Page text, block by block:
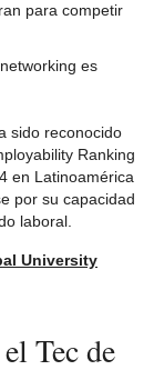
para competir
es
sido reconocido
Ranking
en Latinoamérica
por su capacidad
laboral.
University
Tec de